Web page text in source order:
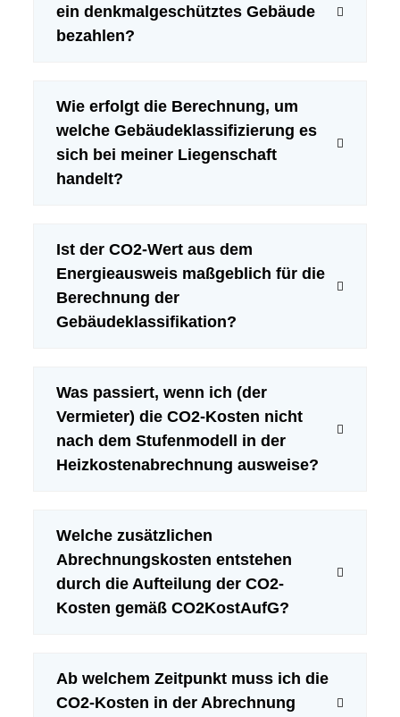
Kohlendioxidausstoß
des vermieteten
pro Quadratmeter
Wohnfläche und
Jahr
Mieter
12 bis<17 kg
CO2/m²/a
90%
17 bis <22 kg
80%
22 bis <27 kg
CO2/m²/a
70% 30%
ein denkmalgeschütztes Gebäude
bezahlen?
Wie erfolgt die Berechnung, um
welche Gebäudeklassifizierung es
sich bei meiner Liegenschaft
handelt?
Ist der CO2-Wert aus dem
Energieausweis maßgeblich für die
Berechnung der
Gebäudeklassifikation?
Was passiert, wenn ich (der
Vermieter) die CO2-Kosten nicht
nach dem Stufenmodell in der
Heizkostenabrechnung ausweise?
Welche zusätzlichen
Abrechnungskosten entstehen
durch die Aufteilung der CO2-
Kosten gemäß CO2KostAufG?
Ab welchem Zeitpunkt muss ich die
CO2-Kosten in der Abrechnung